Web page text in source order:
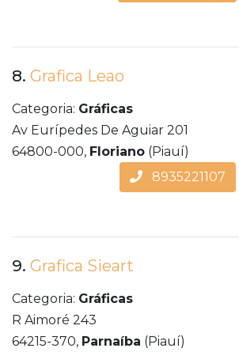
8. Grafica Leao
Categoria: Gráficas
Av Eurípedes De Aguiar 201
64800-000, Floriano (Piauí)
8935221107
9. Grafica Sieart
Categoria: Gráficas
R Aimoré 243
64215-370, Parnaíba (Piauí)